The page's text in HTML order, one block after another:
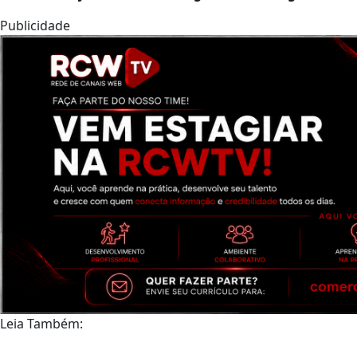
Publicidade
Leia Também: